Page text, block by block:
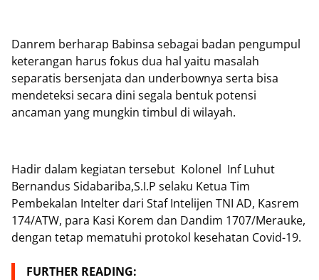
Danrem berharap Babinsa sebagai badan pengumpul
keterangan harus fokus dua hal yaitu masalah
separatis bersenjata dan underbownya serta bisa
mendeteksi secara dini segala bentuk potensi
ancaman yang mungkin timbul di wilayah.
Hadir dalam kegiatan tersebut Kolonel Inf Luhut
Bernandus Sidabariba,S.I.P selaku Ketua Tim
Pembekalan Intelter dari Staf Intelijen TNI AD, Kasrem
174/ATW, para Kasi Korem dan Dandim 1707/Merauke,
dengan tetap mematuhi protokol kesehatan Covid-19.
FURTHER READING: